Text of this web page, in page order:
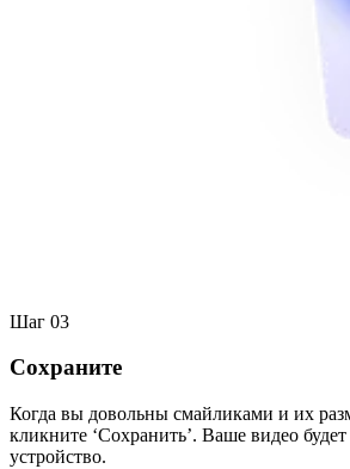
Шаг 03
Сохраните
Когда вы довольны смайликами и их
кликните ‘Сохранить’. Ваше видео
устройство.